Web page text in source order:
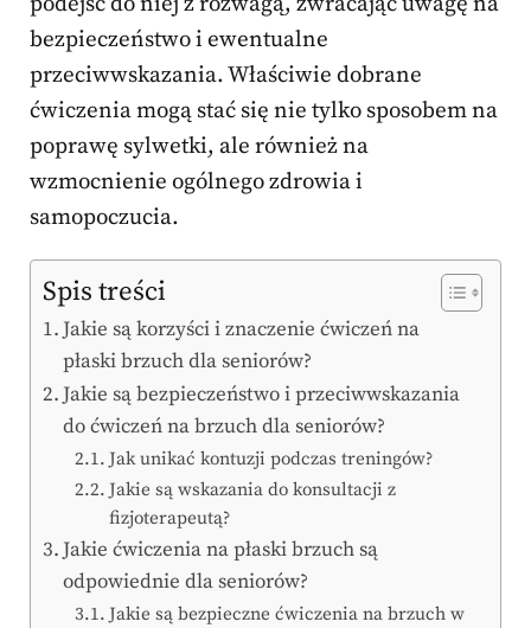
bezpieczeństwo i ewentualne
przeciwwskazania. Właściwie dobrane
ćwiczenia mogą stać się nie tylko sposobem na
poprawę sylwetki, ale również na
wzmocnienie ogólnego zdrowia i
samopoczucia.
Spis treści
Jakie są korzyści i znaczenie ćwiczeń na
płaski brzuch dla seniorów?
Jakie są bezpieczeństwo i przeciwwskazania
do ćwiczeń na brzuch dla seniorów?
Jak unikać kontuzji podczas treningów?
Jakie są wskazania do konsultacji z
fizjoterapeutą?
Jakie ćwiczenia na płaski brzuch są
odpowiednie dla seniorów?
Jakie są bezpieczne ćwiczenia na brzuch w